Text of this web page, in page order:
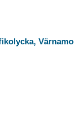
Värnamo